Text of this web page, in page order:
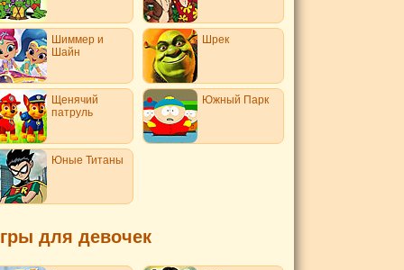
Шиммер и
Шайн
Шрек
Щенячий
патруль
Южный Парк
Юные Титаны
для девочек